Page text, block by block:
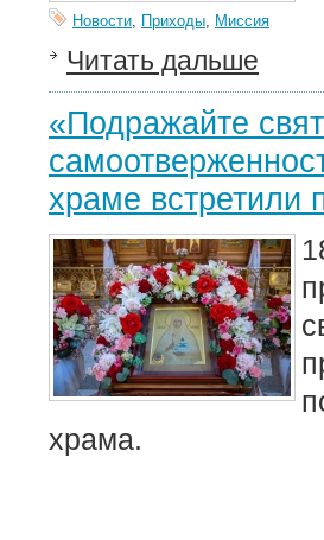
Новости, Приходы, Миссия
Читать дальше
«Подражайте
храме встретили
храма.